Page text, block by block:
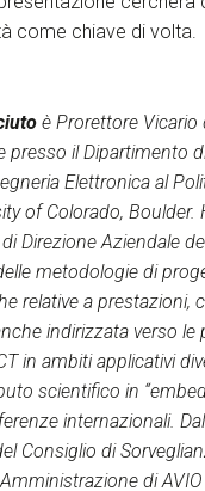
come chiave di volta.
è Prorettore Vicario
presso il Dipartimento
Elettronica al
of Colorado,
Direzione Aziendale
metodologie di
relative a prestazioni,
indirizzata verso le
in ambiti applicativi
scientifico in
internazionali.
Consiglio di
di